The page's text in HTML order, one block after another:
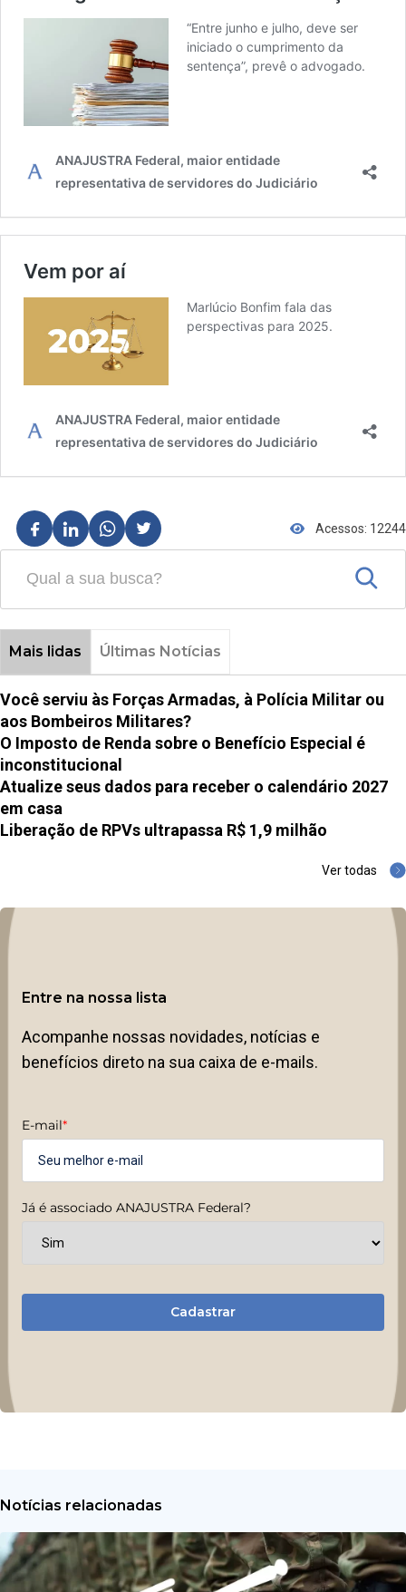
Acessos: 12244
Mais lidas Últimas Notícias
Você serviu às Forças Armadas, à Polícia Militar ou
aos Bombeiros Militares?
O Imposto de Renda sobre o Benefício Especial é
inconstitucional
Atualize seus dados para receber o calendário 2027
em casa
Liberação de RPVs ultrapassa R$ 1,9 milhão
Ver todas
Entre na nossa lista
Acompanhe nossas novidades, notícias e
benefícios direto na sua caixa de e-mails.
E-mail*
Já é associado ANAJUSTRA Federal?
Cadastrar
Notícias relacionadas